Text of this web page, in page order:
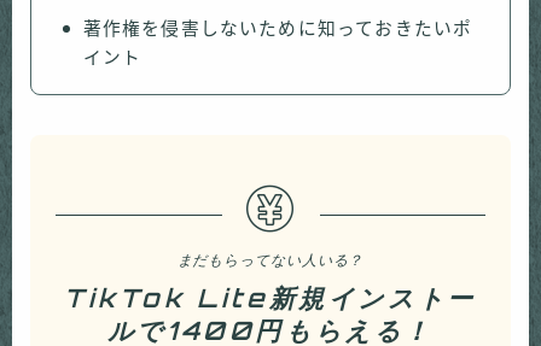
著作権を侵害しないために知っておきたいポ
イント
まだもらってない人いる？
TikTok Lite新規インストー
ルで1400円もらえる！